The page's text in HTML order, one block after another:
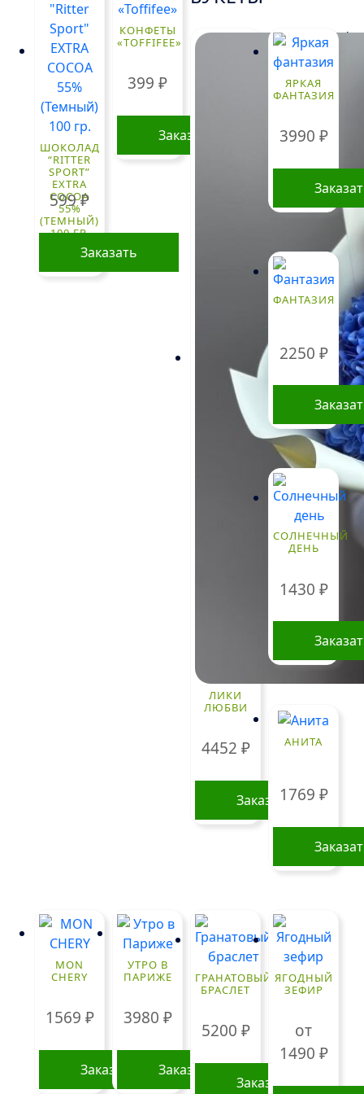
ШОКОЛАД
“RITTER
SPORT”
EXTRA
COCOA
55%
(ТЕМНЫЙ)
100 ГР.
599₽
Заказать
КОНФЕТЫ
«TOFFIFEE»
399₽
Заказать
ЛИКИ
ЛЮБВИ
4452 ₽
Заказать
ЯРКАЯ
ФАНТАЗИЯ
3990 ₽
ФАНТАЗИЯ
2250 ₽
СОЛНЕЧНЫЙ
ДЕНЬ
1430 ₽
АНИТА
1769 ₽
MON
CHERY
1569 ₽
Заказать
УТРО В
ПАРИЖЕ
3980 ₽
Заказать
ГРАНАТОВЫЙ
БРАСЛЕТ
5200 ₽
Заказать
ЯГОДНЫЙ
ЗЕФИР
от
1490 ₽
!